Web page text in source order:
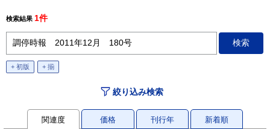
検索結果 1件
+ 初版 + 揃
絞り込み検索
関連度 価格 刊行年 新着順